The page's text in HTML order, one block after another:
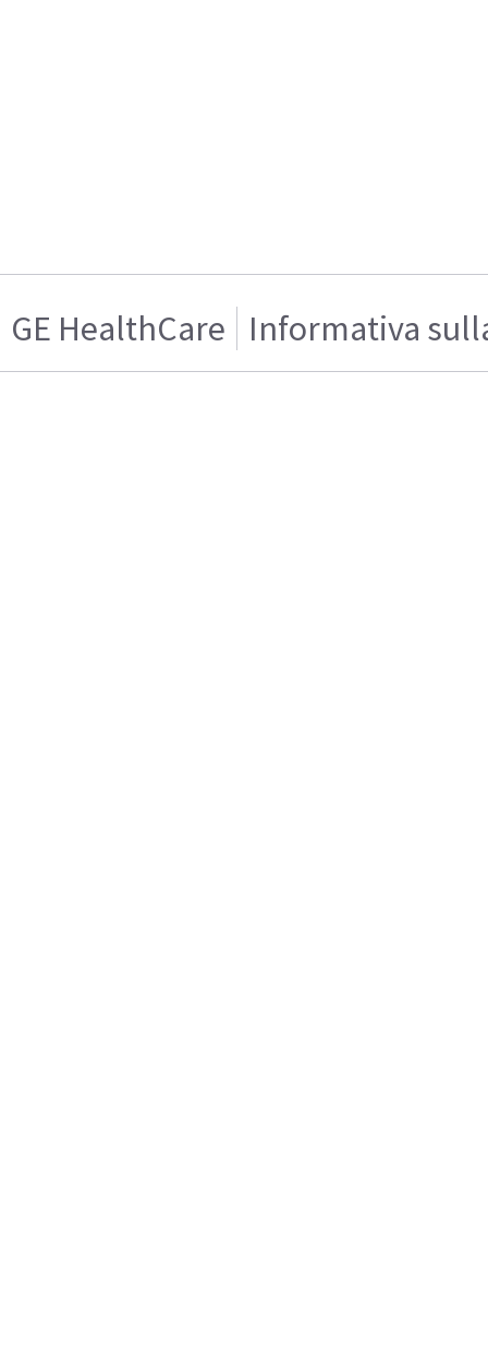
GE HealthCare Informativa